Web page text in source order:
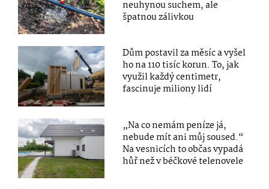
neuhynou suchem, ale
špatnou zálivkou
Dům postavil za měsíc a vyšel
ho na 110 tisíc korun. To, jak
využil každý centimetr,
fascinuje miliony lidí
„Na co nemám peníze já,
nebude mít ani můj soused.“
Na vesnicích to občas vypadá
hůř než v béčkové telenovele